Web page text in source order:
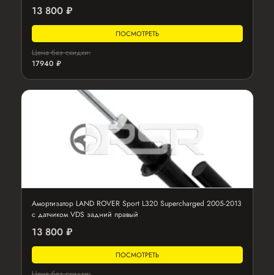
13 800 ₽
ПОСМОТРЕТЬ
Цена без скидки:
17940 ₽
Амортизатор LAND ROVER Sport L320 Supercharged 2005-2013
с датчиком VDS задний правый
13 800 ₽
ПОСМОТРЕТЬ